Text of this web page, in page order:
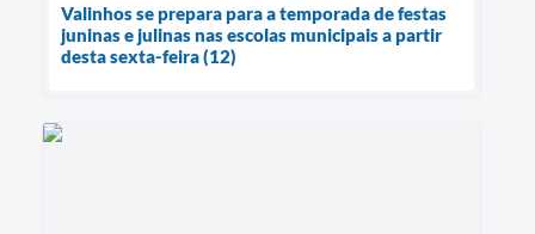
Valinhos se prepara para a temporada de festas
juninas e julinas nas escolas municipais a partir
desta sexta-feira (12)